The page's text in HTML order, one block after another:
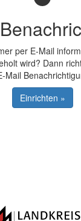
per E-Mail
wird? Dann
Mail
Einrichten »